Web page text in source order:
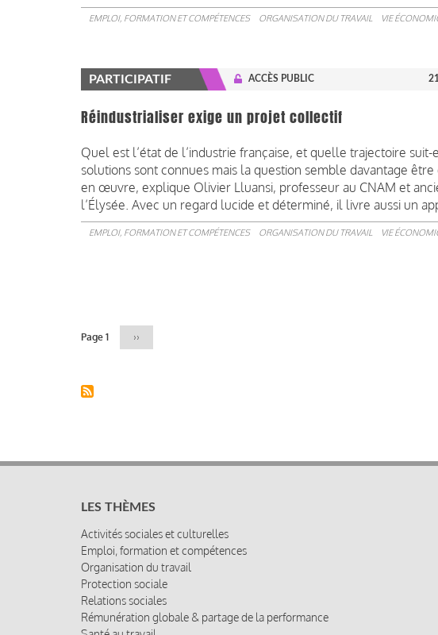
EMPLOI, FORMATION ET COMPÉTENCES ORGANISATION DU TRAVAIL VIE
PARTICIPATIF ACCÈS PUBLIC
Réindustrialiser exige un projet collectif
Quel est l’état de l’industrie française, et quelle trajectoire
solutions sont connues mais la question semble davantage
en œuvre, explique Olivier Lluansi, professeur au CNAM et
l’Élysée. Avec un regard lucide et déterminé, il livre aussi un
EMPLOI, FORMATION ET COMPÉTENCES ORGANISATION DU TRAVAIL VIE
Page 1
Page
suivante
››
LES THÈMES
Activités sociales et culturelles
Emploi, formation et compétences
Organisation du travail
Protection sociale
Relations sociales
Rémunération globale & partage de la performance